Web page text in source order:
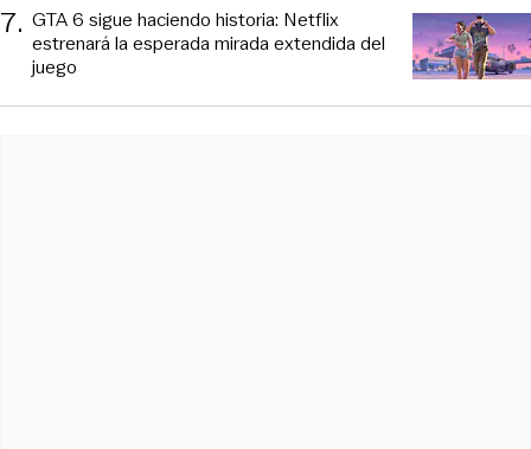
7. GTA 6 sigue haciendo historia: Netflix
estrenará la esperada mirada extendida del
juego